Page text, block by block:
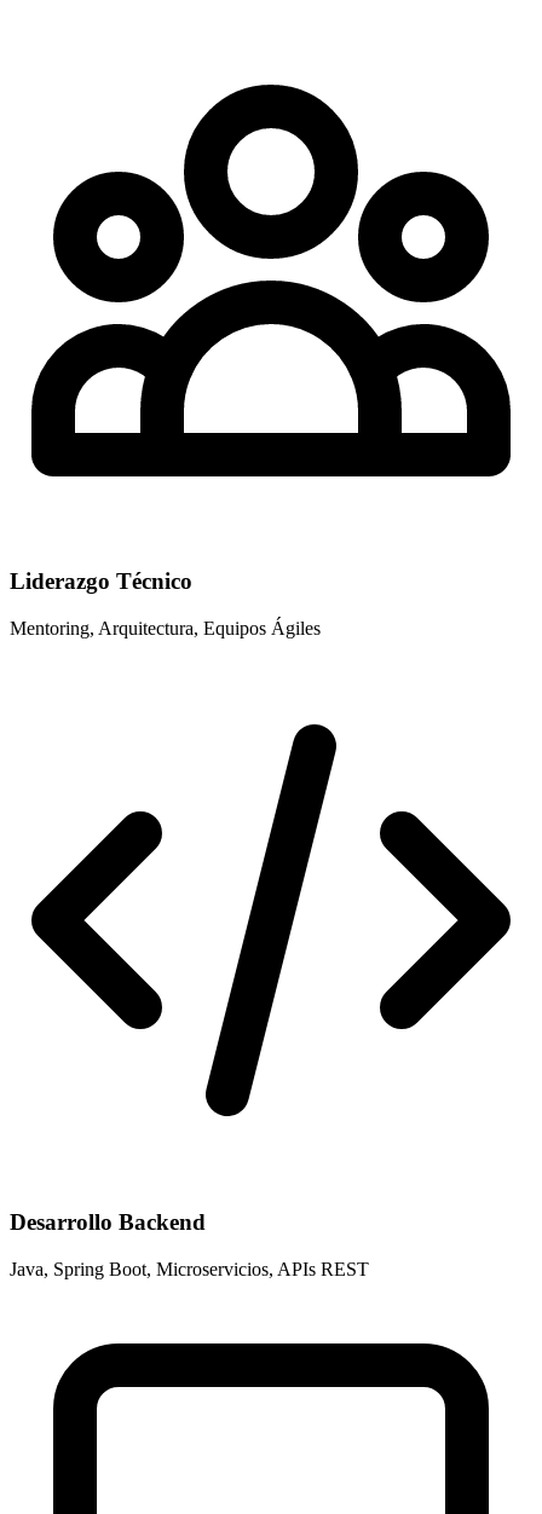
Liderazgo Técnico
Mentoring, Arquitectura, Equipos Ágiles
Desarrollo Backend
Java, Spring Boot, Microservicios, APIs REST